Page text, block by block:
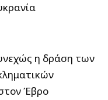
η δράση των
Έβρο